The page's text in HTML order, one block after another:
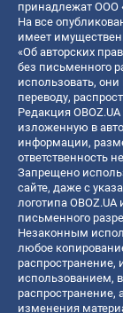
принадлежат ООО
На все
имеет
«Об авторских
без письменного
использовать,
переводу,
Редакция
изложенную в
информации,
ответственность
Запрещено
сайте, даже с
логотипа
письменного
Незаконным
любое
распространение,
использованием,
распространение,
изменения